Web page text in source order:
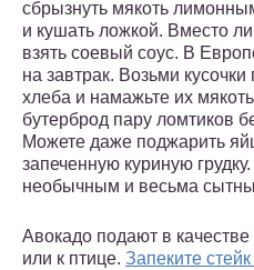
сбрызнуть мякоть
и кушать ложкой. Вместо
взять соевый соус. В
на завтрак. Возьми
хлеба и намажьте их
бутерброд пару ломтиков
Можете даже поджарить
запеченную куриную
необычным и весьма
Авокадо подают в
или к птице. Запеките